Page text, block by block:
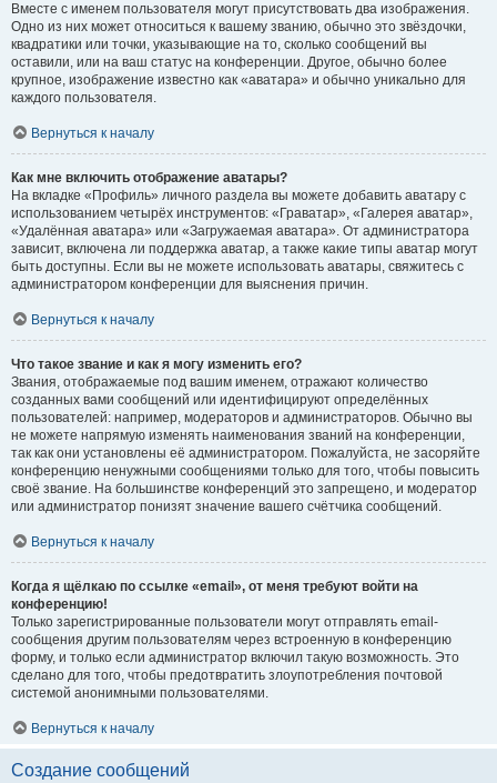
Вместе с именем пользователя могут присутствовать два изображения.
Одно из них может относиться к вашему званию, обычно это звёздочки,
квадратики или точки, указывающие на то, сколько сообщений вы
оставили, или на ваш статус на конференции. Другое, обычно более
крупное, изображение известно как «аватара» и обычно уникально для
каждого пользователя.
Вернуться к началу
Как мне включить отображение аватары?
На вкладке «Профиль» личного раздела вы можете добавить аватару с
использованием четырёх инструментов: «Граватар», «Галерея аватар»,
«Удалённая аватара» или «Загружаемая аватара». От администратора
зависит, включена ли поддержка аватар, а также какие типы аватар могут
быть доступны. Если вы не можете использовать аватары, свяжитесь с
администратором конференции для выяснения причин.
Вернуться к началу
Что такое звание и как я могу изменить его?
Звания, отображаемые под вашим именем, отражают количество
созданных вами сообщений или идентифицируют определённых
пользователей: например, модераторов и администраторов. Обычно вы
не можете напрямую изменять наименования званий на конференции,
так как они установлены её администратором. Пожалуйста, не засоряйте
конференцию ненужными сообщениями только для того, чтобы повысить
своё звание. На большинстве конференций это запрещено, и модератор
или администратор понизят значение вашего счётчика сообщений.
Вернуться к началу
Когда я щёлкаю по ссылке «email», от меня требуют войти на
конференцию!
Только зарегистрированные пользователи могут отправлять email-
сообщения другим пользователям через встроенную в конференцию
форму, и только если администратор включил такую возможность. Это
сделано для того, чтобы предотвратить злоупотребления почтовой
системой анонимными пользователями.
Вернуться к началу
Создание сообщений